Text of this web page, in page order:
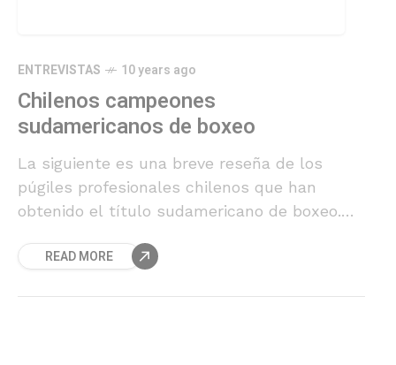
ENTREVISTAS 10 years ago
Chilenos campeones
sudamericanos de boxeo
La siguiente es una breve reseña de los
púgiles profesionales chilenos que han
obtenido el título sudamericano de boxeo.
que en Chile por desconocimiento son
READ MORE